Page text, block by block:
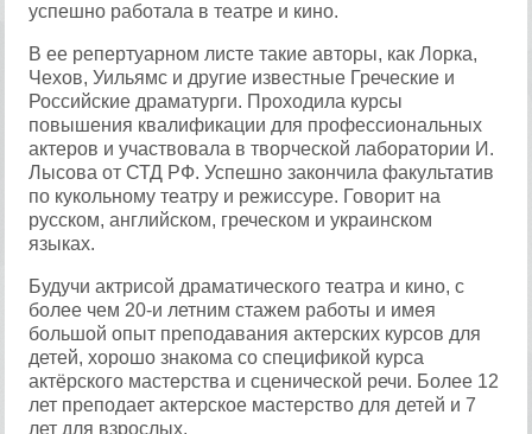
успешно работала в театре и кино.
В ее репертуарном листе такие авторы, как Лорка,
Чехов, Уильямс и другие известные Греческие и
Российские драматурги. Проходила курсы
повышения квалификации для профессиональных
актеров и участвовала в творческой лаборатории И.
Лысова от СТД РФ. Успешно закончила факультатив
по кукольному театру и режиссуре. Говорит на
русском, английском, греческом и украинском
языках.
Будучи актрисой драматического театра и кино, с
более чем 20-и летним стажем работы и имея
большой опыт преподавания актерских курсов для
детей, хорошо знакома со спецификой курса
актёрского мастерства и сценической речи. Более 12
лет преподает актерское мастерство для детей и 7
лет для взрослых.